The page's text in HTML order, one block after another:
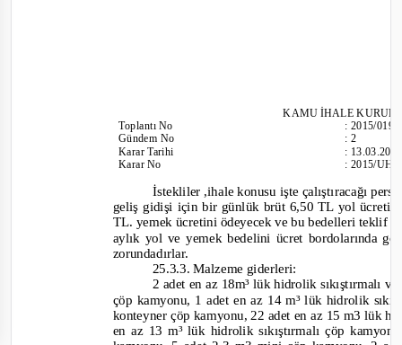
KAMU İHALE
ToplantıNo
Gündem No
Karar Tarihi
Karar No
:2015/019
:2
:
:2015/
İstekliler ,ihale konusu işte çalıştıracağı
geliş gidişi için bir günlük brüt 6,50 TL yol
TL. yemek ücretini ödeyecek ve bu bedelleri teklif
aylık yol ve yemek bedelini ücret bordolarında
zorundadırlar.
25.3.3. Malzeme giderleri:
2 adet en az 18m³ lük hidrolik sıkıştırmalı
çöp kamyonu, 1 adet en az 14 m³ lük hidrolik
konteyner çöp kamyonu, 22 adet en az 15 m3 lük
en az 13 m³ lük hidrolik sıkıştırmalı çöp